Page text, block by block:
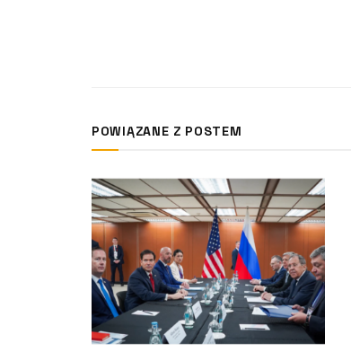
POWIĄZANE Z POSTEM